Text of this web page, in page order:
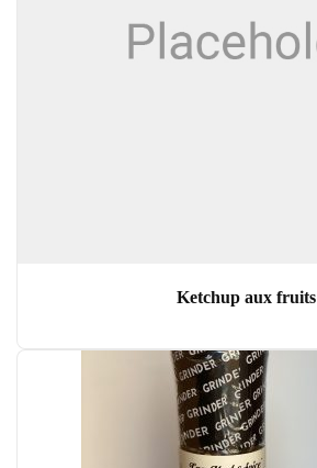
Ketchup aux fruits